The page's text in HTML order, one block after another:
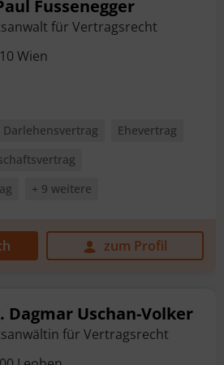
Fussenegger
für Vertragsrecht
Wien
Darlehensvertrag
Ehevertrag
+ 9 weitere
zum Profil
Dagmar Uschan-Volker
für Vertragsrecht